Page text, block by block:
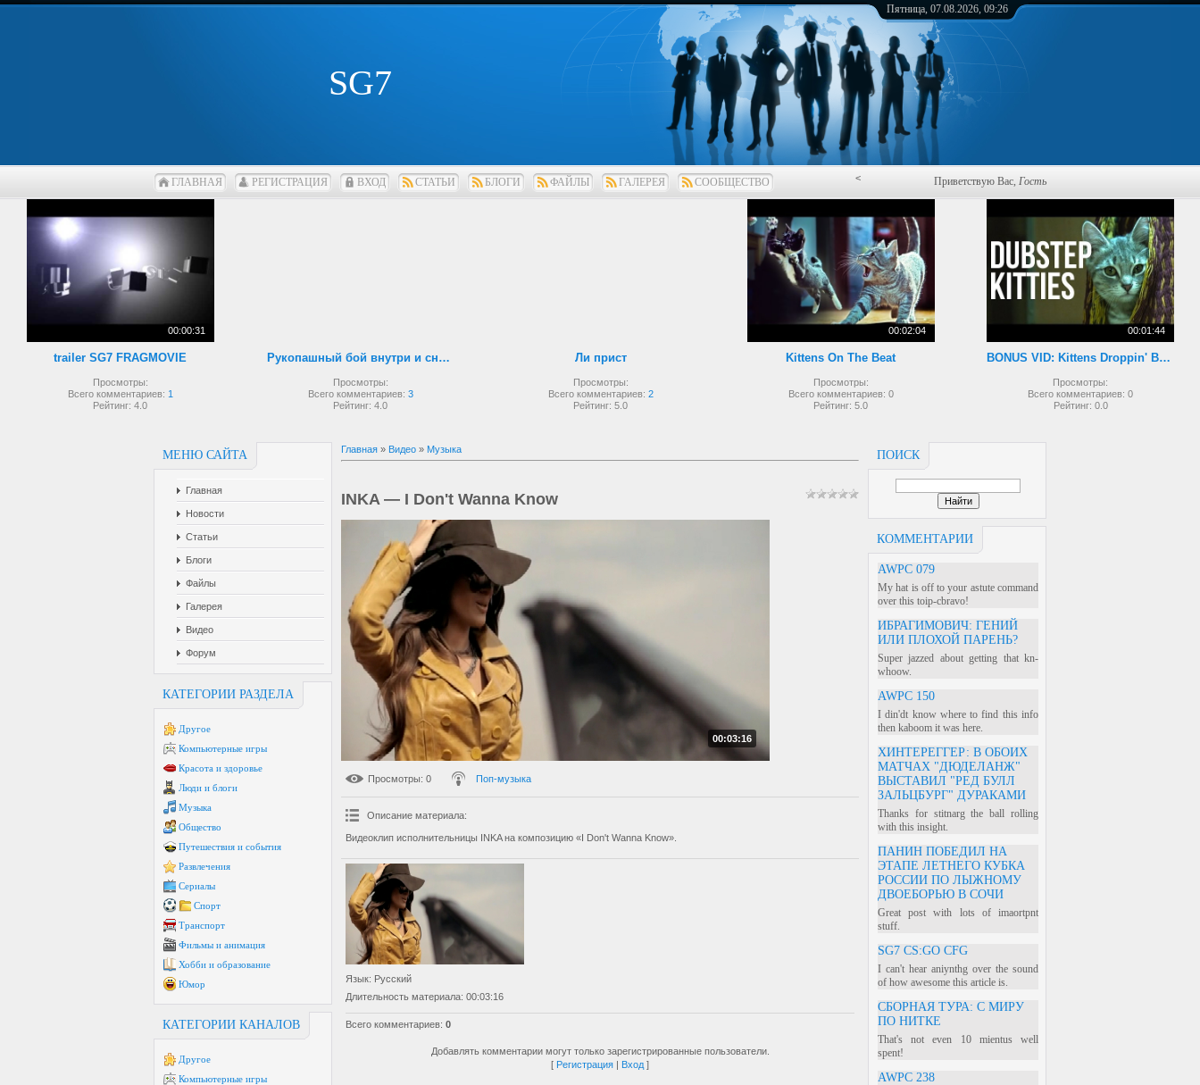
SG7
Пятница, 07.08.2026, 09:26
ГЛАВНАЯ РЕГИСТРАЦИЯ ВХОД СТАТЬИ БЛОГИ ФАЙЛЫ ГАЛЕРЕЯ СООБЩЕСТВО < Приветствую Вас, Гость
00:00:31
trailer SG7 FRAGMOVIE
Просмотры:
Всего комментариев: 1
Рейтинг: 4.0
Рукопашный бой внутри и снаружи
Просмотры:
Всего комментариев: 3
Рейтинг: 4.0
Ли прист
Просмотры:
Всего комментариев: 2
Рейтинг: 5.0
00:02:04
Kittens On The Beat
Просмотры:
Всего комментариев: 0
Рейтинг: 5.0
00:01:44
BONUS VID: Kittens Droppin' Beats
Просмотры:
Всего комментариев: 0
Рейтинг: 0.0
МЕНЮ САЙТА
Главная
Новости
Статьи
Блоги
Файлы
Галерея
Видео
Форум
КАТЕГОРИИ РАЗДЕЛА
Другое
Компьютерные игры
Красота и здоровье
Люди и блоги
Музыка
Общество
Путешествия и события
Развлечения
Сериалы
Спорт
Транспорт
Фильмы и анимация
Хобби и образование
Юмор
КАТЕГОРИИ КАНАЛОВ
Другое
Компьютерные игры
ПОИСК
КОММЕНТАРИИ
AWPC 079
My hat is off to your astute command
over this toip-cbravo!
ИБРАГИМОВИЧ: ГЕНИЙ
ИЛИ ПЛОХОЙ ПАРЕНЬ?
Super jazzed about getting that kn-
whoow.
AWPC 150
I din'dt know where to find this info
then kaboom it was here.
ХИНТЕРЕГГЕР: В ОБОИХ
МАТЧАХ "ДЮДЕЛАНЖ"
ВЫСТАВИЛ "РЕД БУЛЛ
ЗАЛЬЦБУРГ" ДУРАКАМИ
Thanks for stitnarg the ball rolling
with this insight.
ПАНИН ПОБЕДИЛ НА
ЭТАПЕ ЛЕТНЕГО КУБКА
РОССИИ ПО ЛЫЖНОМУ
ДВОЕБОРЬЮ В СОЧИ
Great post with lots of imaortpnt
stuff.
SG7 CS:GO CFG
I can't hear aniynthg over the sound
of how awesome this article is.
СБОРНАЯ ТУРА: С МИРУ
ПО НИТКЕ
That's not even 10 mientus well
spent!
AWPC 238
Главная » Видео » Музыка
INKA — I Don't Wanna Know
00:03:16
Просмотры: 0 Поп-музыка
Описание материала:
Видеоклип исполнительницы INKA на композицию «I Don't Wanna Know».
Язык: Русский
Длительность материала: 00:03:16
Всего комментариев: 0
Добавлять комментарии могут только зарегистрированные пользователи.
[ Регистрация | Вход ]